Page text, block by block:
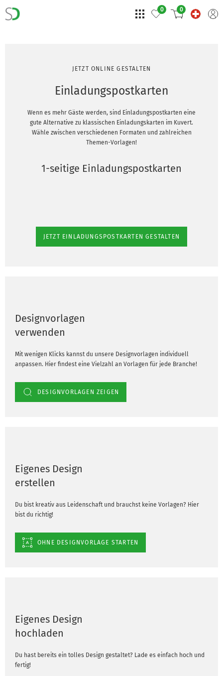
0 0
JETZT ONLINE GESTALTEN
Einladungspostkarten
Wenn es mehr Gäste werden, sind Einladungspostkarten eine
gute Alternative zu klassischen Einladungskarten im Kuvert.
Wähle zwischen verschiedenen Formaten und zahlreichen
Themen-Vorlagen!
1-seitige Einladungspostkarten
JETZT EINLADUNGSPOSTKARTEN GESTALTEN
Designvorlagen
verwenden
Mit wenigen Klicks kannst du unsere Designvorlagen individuell
anpassen. Hier findest eine Vielzahl an Vorlagen für jede Branche!
DESIGNVORLAGEN ZEIGEN
Eigenes Design
erstellen
Du bist kreativ aus Leidenschaft und brauchst keine Vorlagen? Hier
bist du richtig!
OHNE DESIGNVORLAGE STARTEN
Eigenes Design
hochladen
Du hast bereits ein tolles Design gestaltet? Lade es einfach hoch und
fertig!